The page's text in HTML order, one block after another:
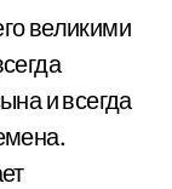
великими
и всегда